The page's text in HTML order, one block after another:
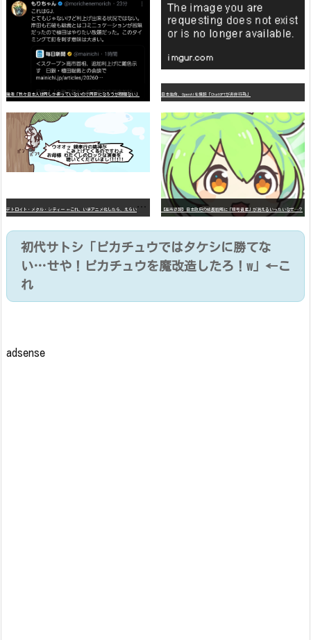
識者「我々日本人は円しか使っていないので円安になろうが問題ない」 日本生命、OpenAIを提訴「ChatGPTが非弁行為」
デ
トロイト・メタル・シティー ⇐これ、いまアニメ化したら、えらいことになってたよな？ 【高市悲報】日本政府の成長戦略に「暗号資産」が消えるいったいなぜ…？
初代サトシ「ピカチュウではタケシに勝てな
い…せや！ピカチュウを魔改造したろ！w」←こ
れ
adsense